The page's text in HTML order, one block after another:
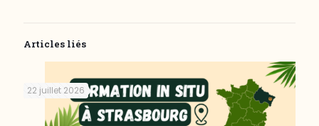
Articles liés
22 juillet 2026